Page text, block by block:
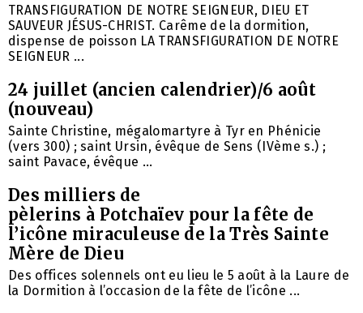
TRANSFIGURATION DE NOTRE SEIGNEUR, DIEU ET
SAUVEUR JÉSUS-CHRIST. Carême de la dormition,
dispense de poisson LA TRANSFIGURATION DE NOTRE
SEIGNEUR ...
24 juillet (ancien calendrier)/6 août
(nouveau)
Sainte Christine, mégalomartyre à Tyr en Phénicie
(vers 300) ; saint Ursin, évêque de Sens (IVème s.) ;
saint Pavace, évêque ...
Des milliers de
pèlerins à Potchaïev pour la fête de
l’icône miraculeuse de la Très Sainte
Mère de Dieu
Des offices solennels ont eu lieu le 5 août à la Laure de
la Dormition à l’occasion de la fête de l’icône ...